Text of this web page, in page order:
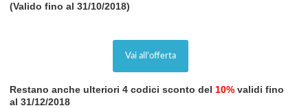
(Valido fino al 31/10/2018)
Vai all'offerta
Restano anche ulteriori 4 codici sconto del 10% validi fino
al 31/12/2018